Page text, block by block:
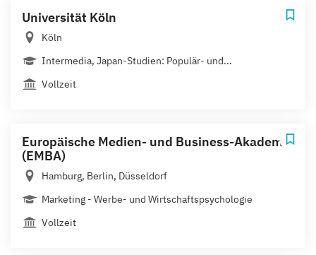
Universität Köln
Köln
Intermedia, Japan-Studien: Populär- und...
Vollzeit
Europäische Medien- und Business-Akademie
(EMBA)
Hamburg, Berlin, Düsseldorf
Marketing - Werbe- und Wirtschaftspsychologie
Vollzeit